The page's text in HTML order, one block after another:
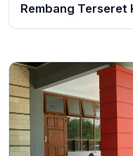
Rembang Terseret